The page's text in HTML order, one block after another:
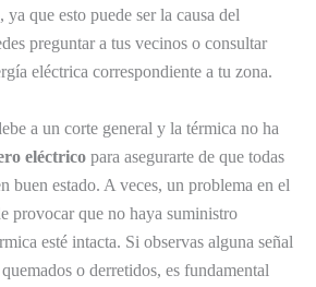
ya que esto puede ser la causa del
preguntar a tus vecinos o consultar
eléctrica correspondiente a tu zona.
a un corte general y la térmica no ha
eléctrico para asegurarte de que todas
buen estado. A veces, un problema en el
provocar que no haya suministro
esté intacta. Si observas alguna señal
o derretidos, es fundamental